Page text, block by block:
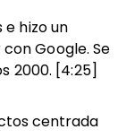
hizo un
Google. Se
2000. [4:25]
centrada